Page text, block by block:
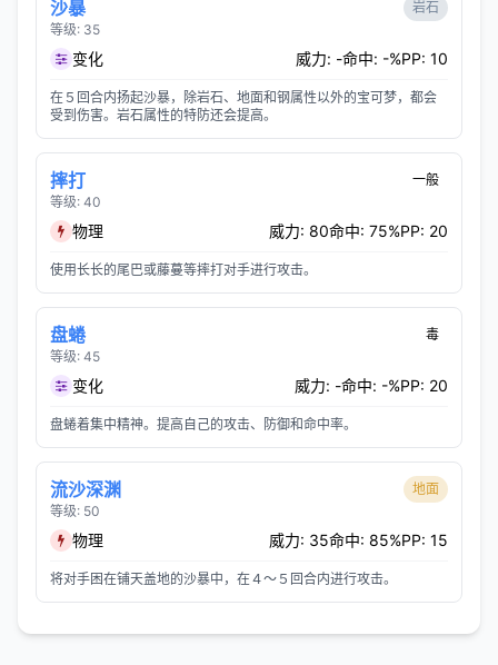
沙暴
等级: 35
岩石
变化 威力: -命中: -%PP: 10
在５回合内扬起沙暴，除岩石、地面和钢属性以外的宝可梦，都会
受到伤害。岩石属性的特防还会提高。
摔打
等级: 40
一般
物理 威力: 80命中: 75%PP: 20
使用长长的尾巴或藤蔓等摔打对手进行攻击。
盘蜷
等级: 45
毒
变化 威力: -命中: -%PP: 20
盘蜷着集中精神。提高自己的攻击、防御和命中率。
流沙深渊
等级: 50
地面
物理 威力: 35命中: 85%PP: 15
将对手困在铺天盖地的沙暴中，在４～５回合内进行攻击。